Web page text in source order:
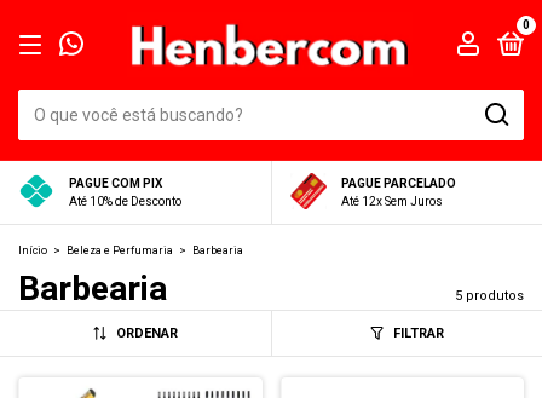
0
PAGUE COM PIX
Até 10% de Desconto
PAGUE PARCELADO
Até 12x Sem Juros
Início > Beleza e Perfumaria > Barbearia
Barbearia 5 produtos
ORDENAR FILTRAR